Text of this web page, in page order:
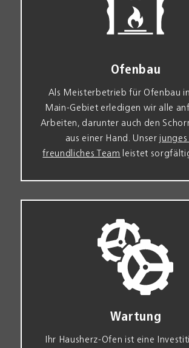
Ofenbau
Als Meister­betrieb für Ofen­bau
Main-Gebiet erledigen wir alle
Arbeiten, darunter auch den
aus einer Hand. Unser junges
freundliches Team
leistet
Wartung
Ihr Hausherz-Ofen ist eine